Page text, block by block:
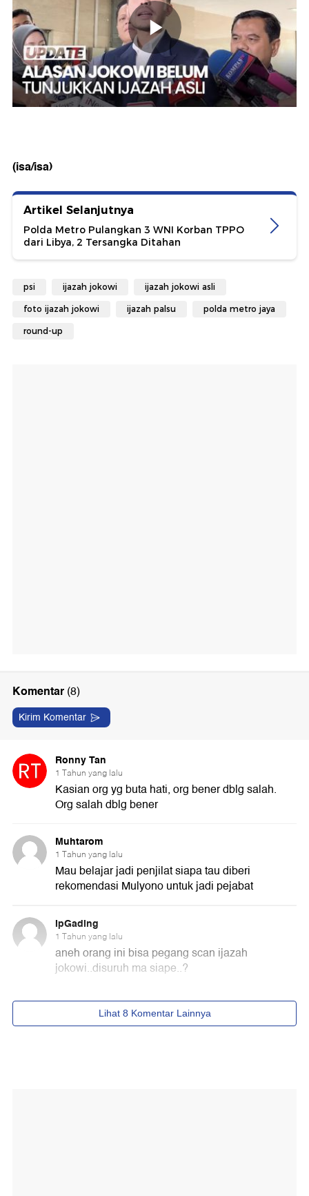
(isa/isa)
Artikel Selanjutnya
Polda Metro Pulangkan 3 WNI Korban TPPO
dari Libya, 2 Tersangka Ditahan
psi ijazah jokowi ijazah jokowi asli
foto ijazah jokowi ijazah palsu polda metro jaya
round-up